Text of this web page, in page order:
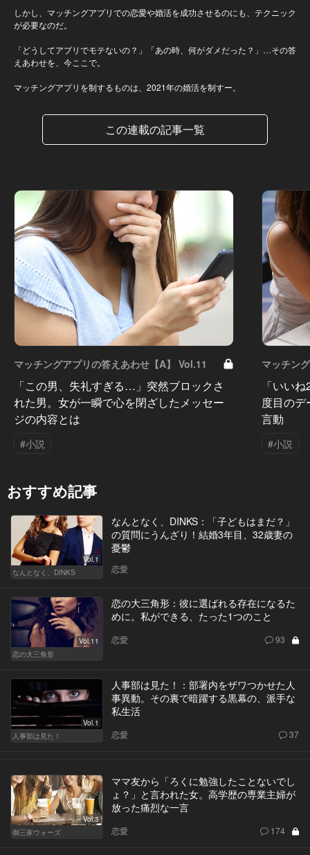
しかし、マッチングアプリでの恋愛や婚活を成功させるのにも、テクニック
が必要なのだ。
「どうしてアプリでモテないの？」「あの時、何がダメだった？」…その答
えあわせを、今ここで。
マッチングアプリを制するものは、2021年の婚活を制すー。
この連載の記事一覧
マッチングアプリの答えあわせ【A】 Vol.11
「この男、失礼すぎる…」突然ブロックさ
れた男。女が一瞬で心を閉ざしたメッセー
ジの内容とは
#小説
マッチン
「いい
度目の
言動
#小説
おすすめ記事
Vol.1
なんとなく、DINKS
なんとなく、DINKS：「子どもはまだ？」
の質問にうんざり！結婚3年目、32歳妻の
憂鬱
恋愛
Vol.11
恋の大三角形
恋の大三角形：彼に選ばれる存在になるた
めに。私ができる、たった1つのこと
恋愛 93
Vol.1
人事部は見た！
人事部は見た！：部署内をザワつかせた人
事異動。その裏で暗躍する黒幕の、派手な
私生活
恋愛 37
Vol.3
御三家ウォーズ
ママ友から「ろくに勉強したことないでし
ょ？」と言われた女。高学歴の専業主婦が
放った痛烈な一言
恋愛 174